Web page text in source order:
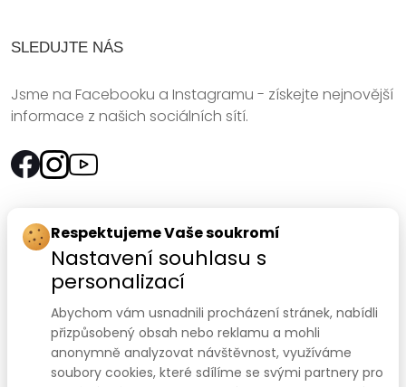
SLEDUJTE NÁS
Jsme na Facebooku a Instagramu - získejte nejnovější
informace z našich sociálních sítí.
Rychlý kontakt:
SANOMED, spol. s r.o.
Palackého třída 240/75
612 00 Brno-Královo Pole
Prodejna:+420 541 422 911,+420 541 422 912
Respektujeme Vaše soukromí
Nastavení souhlasu s
personalizací
Abychom vám usnadnili procházení stránek, nabídli
přizpůsobený obsah nebo reklamu a mohli
anonymně analyzovat návštěvnost, využíváme
soubory cookies, které sdílíme se svými partnery pro